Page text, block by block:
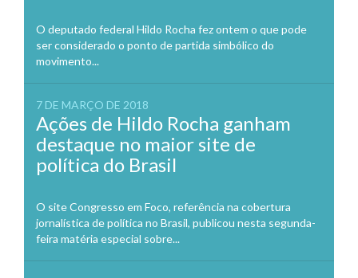
O deputado federal Hildo Rocha fez ontem o que pode
ser considerado o ponto de partida simbólico do
movimento...
7 DE MARÇO DE 2018
Ações de Hildo Rocha ganham
destaque no maior site de
política do Brasil
O site Congresso em Foco, referência na cobertura
jornalística de política no Brasil, publicou nesta segunda-
feira matéria especial sobre...